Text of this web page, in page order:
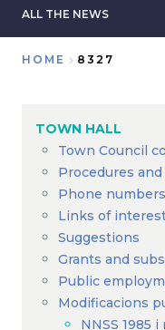
ALL THE NEWS
HOME 8327
TOWN HALL
Town Council
Procedures
Phone
Links of
Suggestions
Grants and
Public
Modificacions
NNSS 1985